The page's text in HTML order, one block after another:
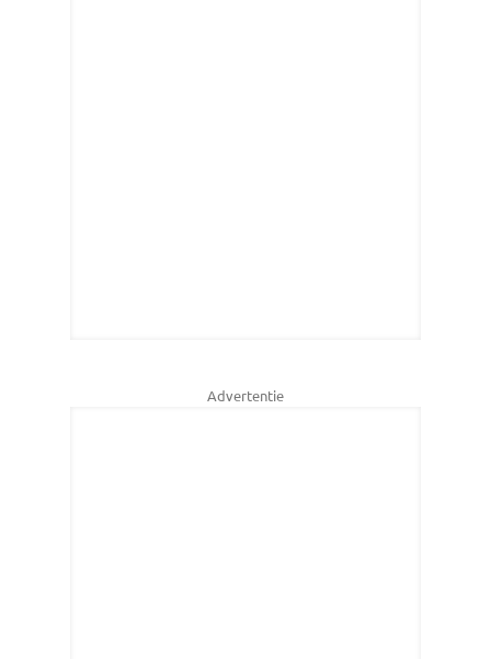
Advertentie